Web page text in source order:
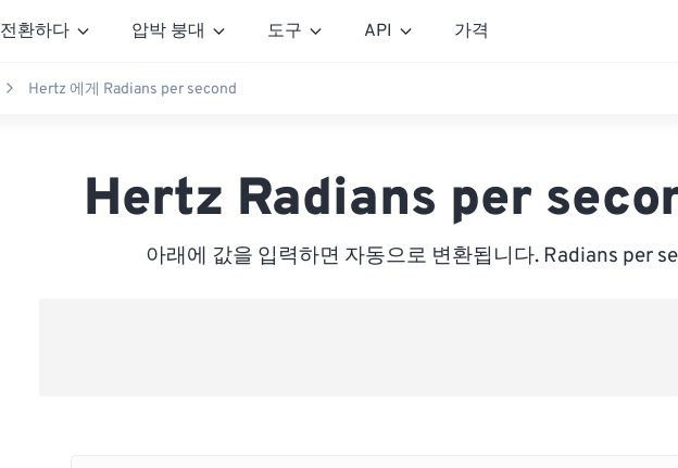
전환하다 압박 붕대 도구 API 가격
Hertz 에게 Radians per second
Hertz Radians per
아래에 값을 입력하면 자동으로 변환됩니다. Radians per